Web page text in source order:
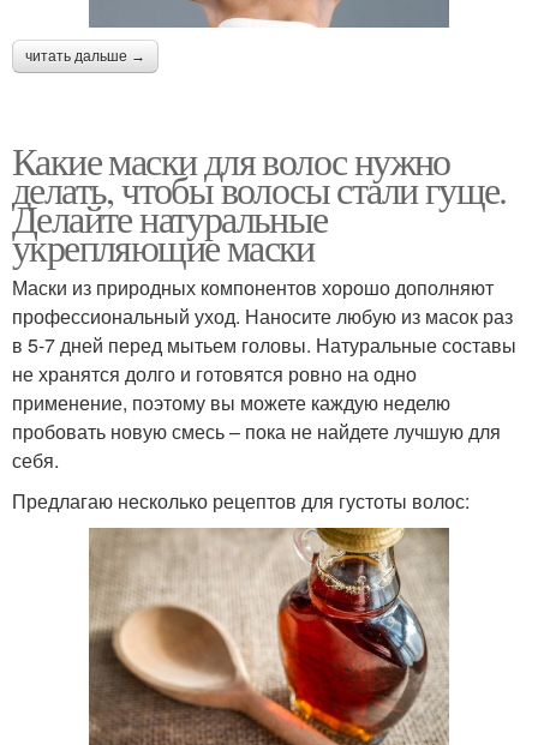
читать дальше →
Какие маски для волос нужно
делать, чтобы волосы стали гуще.
Делайте натуральные
укрепляющие маски
Маски из природных компонентов хорошо дополняют
профессиональный уход. Наносите любую из масок раз
в 5-7 дней перед мытьем головы. Натуральные составы
не хранятся долго и готовятся ровно на одно
применение, поэтому вы можете каждую неделю
пробовать новую смесь – пока не найдете лучшую для
себя.
Предлагаю несколько рецептов для густоты волос: